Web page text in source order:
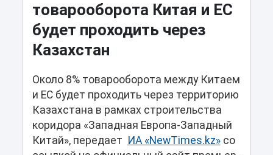
товарооборота Китая и ЕС
будет проходить через
Казахстан
Около 8% товарооборота между Китаем
и ЕС будет проходить через территорию
Казахстана в рамках строительства
коридора «Западная Европа-Западный
Китай», передает ИА «NewTimes.kz»cо